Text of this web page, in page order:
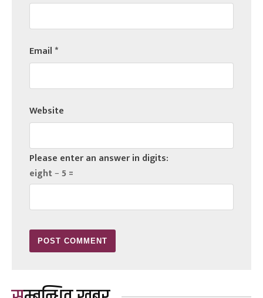
Email*
Website
Please enter an answer in digits:
eight − 5 =